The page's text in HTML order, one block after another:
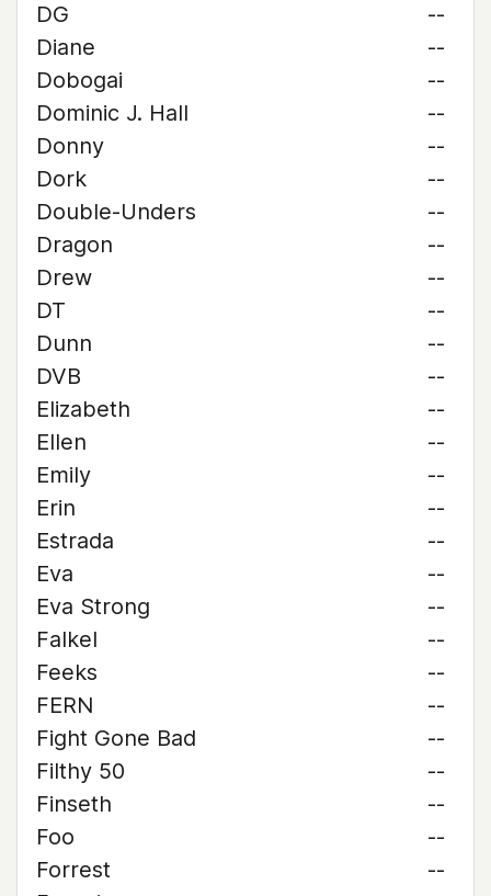
DG
--
Diane
--
Dobogai
--
Dominic J. Hall
--
Donny
--
Dork
--
Double-Unders
--
Dragon
--
Drew
--
DT
--
Dunn
--
DVB
--
Elizabeth
--
Ellen
--
Emily
--
Erin
--
Estrada
--
Eva
--
Eva Strong
--
Falkel
--
Feeks
--
FERN
--
Fight Gone Bad
--
Filthy 50
--
Finseth
--
Foo
--
Forrest
--